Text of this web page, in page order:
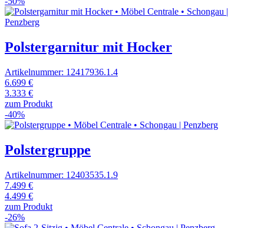
Polstergarnitur mit Hocker
Artikelnummer: 12417936.1.4
6.699 €
3.333 €
zum Produkt
-40%
Polstergruppe
Artikelnummer: 12403535.1.9
7.499 €
4.499 €
zum Produkt
-26%